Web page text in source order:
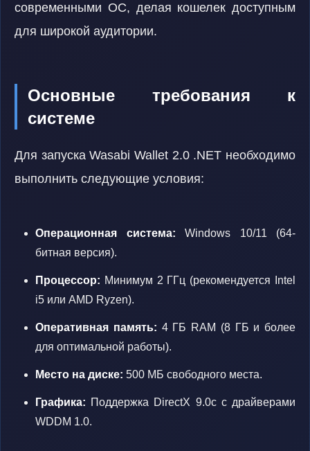
современными ОС, делая кошелек доступным
для широкой аудитории.
Основные требования к
системе
Для запуска Wasabi Wallet 2.0 .NET необходимо
выполнить следующие условия:
Операционная система: Windows 10/11 (64-
битная версия).
Процессор: Минимум 2 ГГц (рекомендуется Intel
i5 или AMD Ryzen).
Оперативная память: 4 ГБ RAM (8 ГБ и более
для оптимальной работы).
Место на диске: 500 МБ свободного места.
Графика: Поддержка DirectX 9.0c с драйверами
WDDM 1.0.